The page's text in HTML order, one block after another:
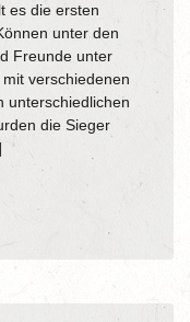
es die ersten
unter den
Freunde unter
verschiedenen
unterschiedlichen
die Sieger